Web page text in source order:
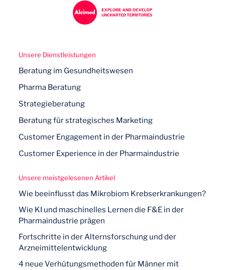
Unsere Dienstleistungen
Beratung im Gesundheitswesen
Pharma Beratung
Strategieberatung
Beratung für strategisches Marketing
Customer Engagement in der Pharmaindustrie
Customer Experience in der Pharmaindustrie
Unsere meistgelesenen Artikel
Wie beeinflusst das Mikrobiom Krebserkrankungen?
Wie KI und maschinelles Lernen die F&E in der
Pharmaindustrie prägen
Fortschritte in der Alternsforschung und der
Arzneimittelentwicklung
4 neue Verhütungsmethoden für Männer mit